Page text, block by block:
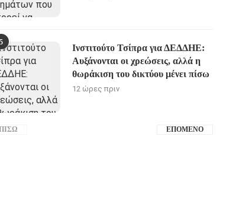
5
Ινστιτούτο Τσίπρα για ΔΕΔΔΗΕ:
Αυξάνονται οι χρεώσεις, αλλά η
θωράκιση του δικτύου μένει πίσω
12 ώρες πριν
ΕΠΌΜΕΝΟ